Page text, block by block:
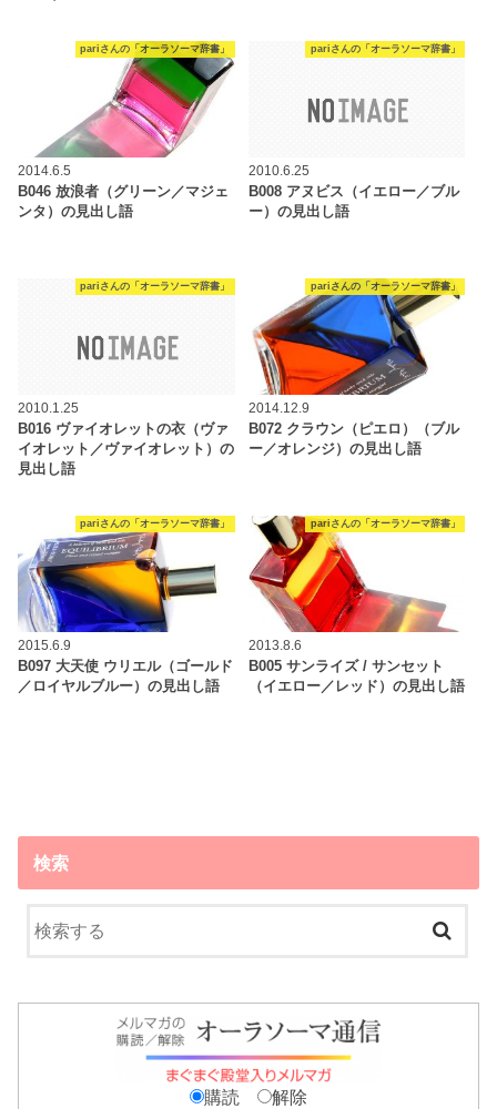
pariさんの「オーラソーマ辞書」
2014.6.5
B046 放浪者（グリーン／マジェ
ンタ）の見出し語
pariさんの「オーラソーマ辞書」
2010.6.25
B008 アヌビス（イエロー／ブル
ー）の見出し語
pariさんの「オーラソーマ辞書」
2010.1.25
B016 ヴァイオレットの衣（ヴァ
イオレット／ヴァイオレット）の
見出し語
pariさんの「オーラソーマ辞書」
2014.12.9
B072 クラウン（ピエロ）（ブル
ー／オレンジ）の見出し語
pariさんの「オーラソーマ辞書」
2015.6.9
B097 大天使 ウリエル（ゴールド
／ロイヤルブルー）の見出し語
pariさんの「オーラソーマ辞書」
2013.8.6
B005 サンライズ / サンセット
（イエロー／レッド）の見出し語
検索
購読 解除